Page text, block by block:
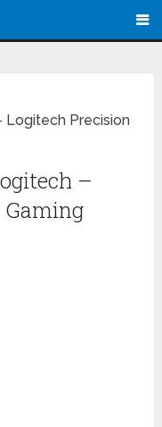
Logitech Precision
–
Gaming